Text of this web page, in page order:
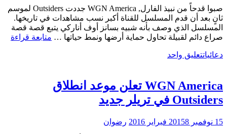
صبوا قدحاً من نبيذ الفارل, WGN America جددت Outsiders لموسم
ثانٍ بعد أن قدم المسلسل للقناة أكبر نسب مشاهدات في تاريخها.
المسلسل الذي وصف بأنه شبيه بسانز أوف أناركي يتبع قصة قصة
صراع دائم لقبيلة تحاول حماية أرضها ونمط حياتها … متابعة قراءة
دعائياتتعليق واحد
WGN America تعلن موعد انطلاق
Outsiders في تريلر جديد
15 نوفمبر 2015 8 فبراير 2016 رضوان